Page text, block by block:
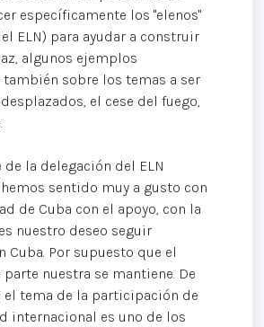
específicamente los "elenos"
ELN) para ayudar a construir
algunos ejemplos
también sobre los temas a ser
el cese del fuego,
de la delegación del ELN
sentido muy a gusto con
de Cuba con el apoyo, con la
nuestro deseo seguir
Cuba. Por supuesto que el
nuestra se mantiene. De
el tema de la participación de
internacional es uno de los